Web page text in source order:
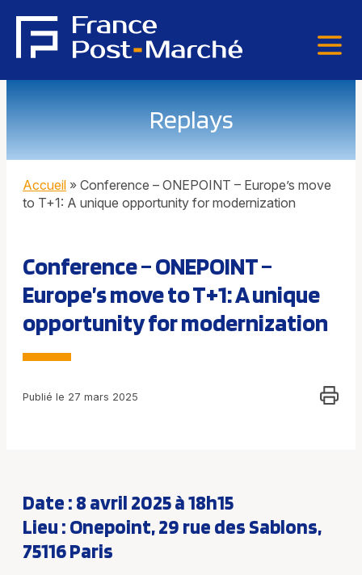
Replays
Accueil » Conference – ONEPOINT – Europe’s move
to T+1: A unique opportunity for modernization
Conference – ONEPOINT –
Europe’s move to T+1: A unique
opportunity for modernization
Publié le 27 mars 2025
Date : 8 avril 2025 à 18h15
Lieu : Onepoint, 29 rue des Sablons,
75116 Paris